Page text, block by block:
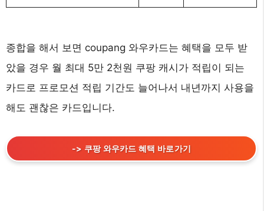
종합을 해서 보면 coupang 와우카드는 혜택을 모두 받
았을 경우 월 최대 5만 2천원 쿠팡 캐시가 적립이 되는
카드로 프로모션 적립 기간도 늘어나서 내년까지 사용을
해도 괜찮은 카드입니다.
-> 쿠팡 와우카드 혜택 바로가기